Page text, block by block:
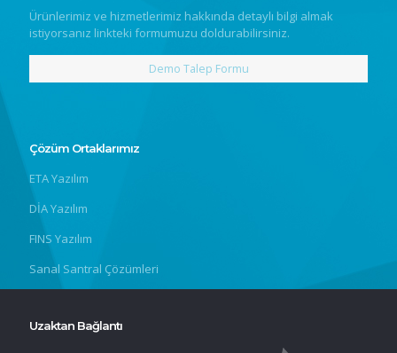
Ürünlerimiz ve hizmetlerimiz hakkında detaylı bilgi almak
istiyorsanız linkteki formumuzu doldurabilirsiniz.
Demo Talep Formu
Çözüm Ortaklarımız
ETA Yazılım
DİA Yazılım
FINS Yazılım
Sanal Santral Çözümleri
Uzaktan Bağlantı